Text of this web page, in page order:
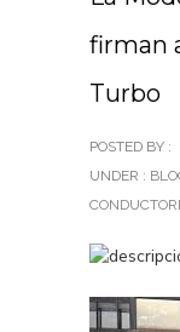
firman
Turbo
POSTED BY :
UNDER :